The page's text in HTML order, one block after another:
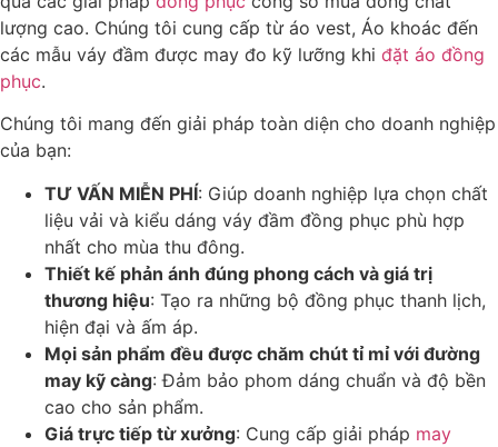
lượng cao. Chúng tôi cung cấp từ áo vest, Áo khoác đến
các mẫu váy đầm được may đo kỹ lưỡng khi đặt áo đồng
phục.
Chúng tôi mang đến giải pháp toàn diện cho doanh nghiệp
của bạn:
TƯ VẤN MIỄN PHÍ: Giúp doanh nghiệp lựa chọn chất
liệu vải và kiểu dáng váy đầm đồng phục phù hợp
nhất cho mùa thu đông.
Thiết kế phản ánh đúng phong cách và giá trị
thương hiệu: Tạo ra những bộ đồng phục thanh lịch,
hiện đại và ấm áp.
Mọi sản phẩm đều được chăm chút tỉ mỉ với đường
may kỹ càng: Đảm bảo phom dáng chuẩn và độ bền
cao cho sản phẩm.
Giá trực tiếp từ xưởng: Cung cấp giải pháp may